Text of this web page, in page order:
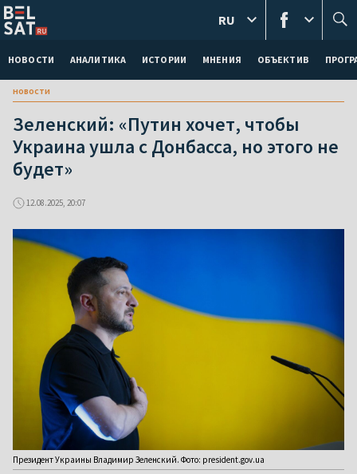
НОВОСТИ АНАЛИТИКА ИСТОРИИ МНЕНИЯ ОБЪЕКТИВ
RU
новости
Зеленский: «Путин хочет, чтобы
Украина ушла с Донбасса, но этого не
будет»
12.08.2025, 20:07
Президент Украины Владимир Зеленский. Фото: president.gov.ua